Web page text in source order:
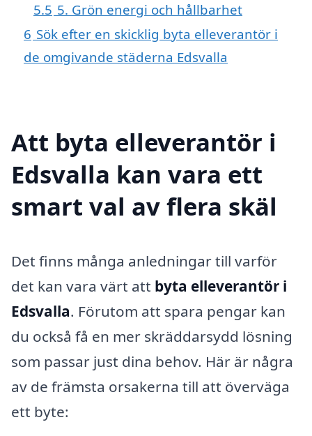
5.5 5. Grön energi och hållbarhet
6 Sök efter en skicklig byta elleverantör i
de omgivande städerna Edsvalla
Att byta elleverantör i
Edsvalla kan vara ett
smart val av flera skäl
Det finns många anledningar till varför
det kan vara värt att byta elleverantör i
Edsvalla. Förutom att spara pengar kan
du också få en mer skräddarsydd lösning
som passar just dina behov. Här är några
av de främsta orsakerna till att överväga
ett byte: